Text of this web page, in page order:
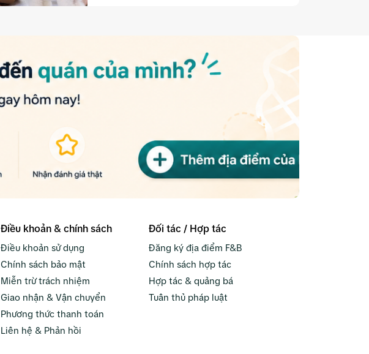
Điều khoản & chính sách
Điều khoản sử dụng
Chính sách bảo mật
Miễn trừ trách nhiệm
Giao nhận & Vận chuyển
Phương thức thanh toán
Liên hệ & Phản hồi
Đối tác / Hợp tác
Đăng ký địa điểm F&B
Chính sách hợp tác
Hợp tác & quảng bá
Tuân thủ pháp luật